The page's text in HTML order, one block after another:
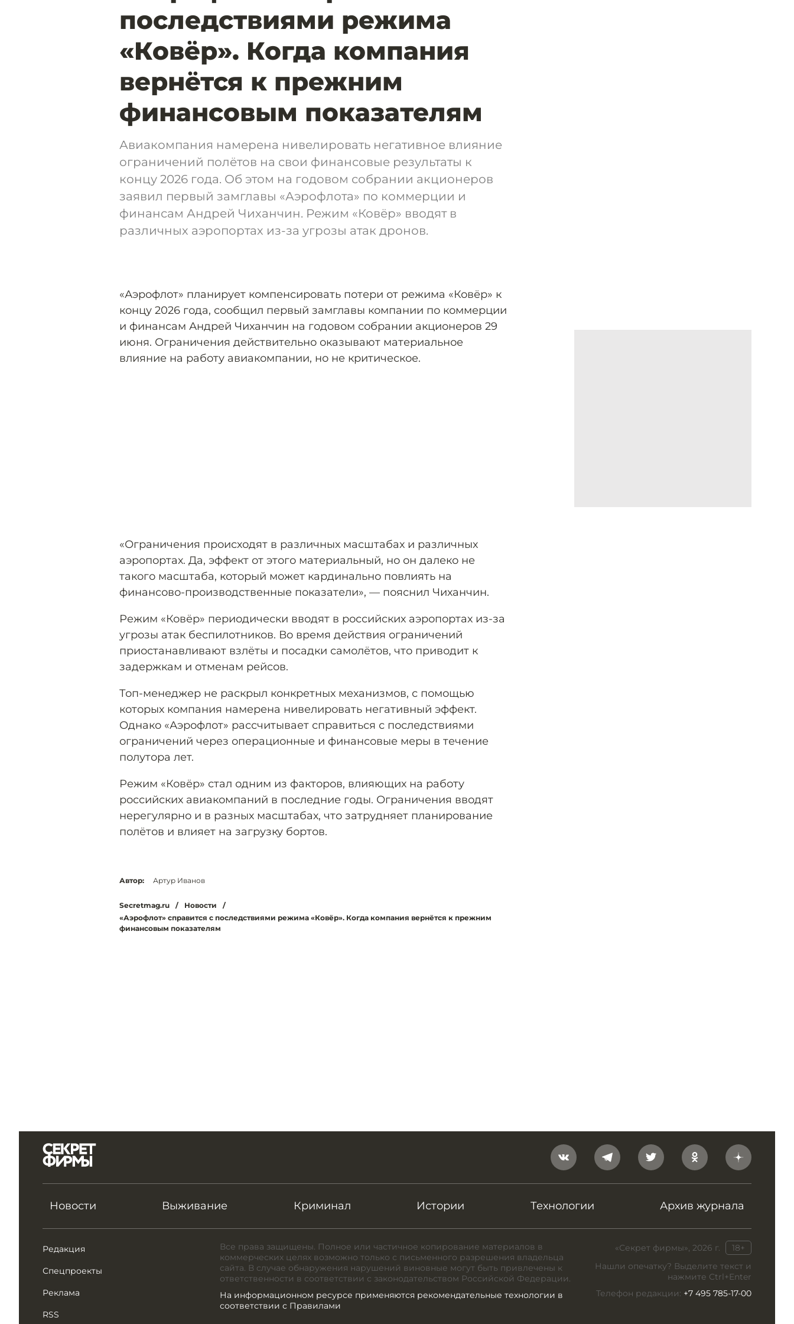
последствиями режима
«Ковёр». Когда компания
вернётся к прежним
финансовым показателям
Авиакомпания намерена нивелировать негативное влияние
ограничений полётов на свои финансовые результаты к
концу 2026 года. Об этом на годовом собрании акционеров
заявил первый замглавы «Аэрофлота» по коммерции и
финансам Андрей Чиханчин. Режим «Ковёр» вводят в
различных аэропортах из-за угрозы атак дронов.
«Аэрофлот» планирует компенсировать потери от режима «Ковёр» к
концу 2026 года, сообщил первый замглавы компании по коммерции
и финансам Андрей Чиханчин на годовом собрании акционеров 29
июня. Ограничения действительно оказывают материальное
влияние на работу авиакомпании, но не критическое.
«Ограничения происходят в различных масштабах и различных
аэропортах. Да, эффект от этого материальный, но он далеко не
такого масштаба, который может кардинально повлиять на
финансово-производственные показатели», — пояснил Чиханчин.
Режим «Ковёр» периодически вводят в российских аэропортах из-за
угрозы атак беспилотников. Во время действия ограничений
приостанавливают взлёты и посадки самолётов, что приводит к
задержкам и отменам рейсов.
Топ-менеджер не раскрыл конкретных механизмов, с помощью
которых компания намерена нивелировать негативный эффект.
Однако «Аэрофлот» рассчитывает справиться с последствиями
ограничений через операционные и финансовые меры в течение
полутора лет.
Режим «Ковёр» стал одним из факторов, влияющих на работу
российских авиакомпаний в последние годы. Ограничения вводят
нерегулярно и в разных масштабах, что затрудняет планирование
полётов и влияет на загрузку бортов.
Автор: Артур Иванов
Secretmag.ru / Новости
/
«Аэрофлот» справится с последствиями режима «Ковёр». Когда компания вернётся к прежним
финансовым показателям
Новости Выживание Криминал Истории Технологии Архив журнала
Редакция
Спецпроекты
Реклама
RSS
«Секрет фирмы», 2026 г.
18+
Нашли опечатку? Выделите текст и
нажмите Ctrl+Enter
Телефон редакции: +7 495 785-17-00
Все права защищены. Полное или частичное копирование материалов в
коммерческих целях возможно только с письменного разрешения владельца
сайта. В случае обнаружения нарушений виновные могут быть привлечены к
ответственности в соответствии с законодательством Российской Федерации.
На информационном ресурсе применяются рекомендательные технологии в
соответствии с Правилами